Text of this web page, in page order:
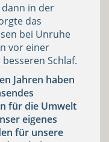
in der
das
bei Unruhe
vor einer
Schlaf.
Jahren haben
für die Umwelt
eigenes
für unsere